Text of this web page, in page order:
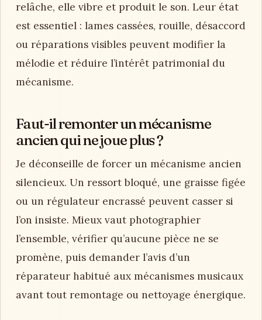
relâche, elle vibre et produit le son. Leur état
est essentiel : lames cassées, rouille, désaccord
ou réparations visibles peuvent modifier la
mélodie et réduire l’intérêt patrimonial du
mécanisme.
Faut-il remonter un mécanisme
ancien qui ne joue plus ?
Je déconseille de forcer un mécanisme ancien
silencieux. Un ressort bloqué, une graisse figée
ou un régulateur encrassé peuvent casser si
l’on insiste. Mieux vaut photographier
l’ensemble, vérifier qu’aucune pièce ne se
promène, puis demander l’avis d’un
réparateur habitué aux mécanismes musicaux
avant tout remontage ou nettoyage énergique.